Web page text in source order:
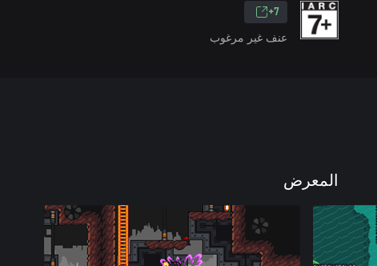
7+
عنف غير مرغوب
المعرض